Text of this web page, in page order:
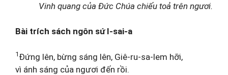
Vinh quang của Đức Chúa chiếu toả trên ngươi.
Bài trích sách ngôn sứ I-sai-a
1 Đứng lên, bừng sáng lên, Giê-ru-sa-lem hỡi,
vì ánh sáng của ngươi đến rồi.